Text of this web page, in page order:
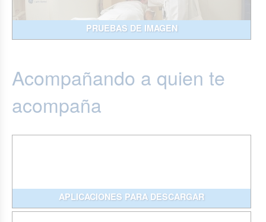
PRUEBAS DE IMAGEN
Acompañando a quien te
acompaña
APLICACIONES PARA DESCARGAR